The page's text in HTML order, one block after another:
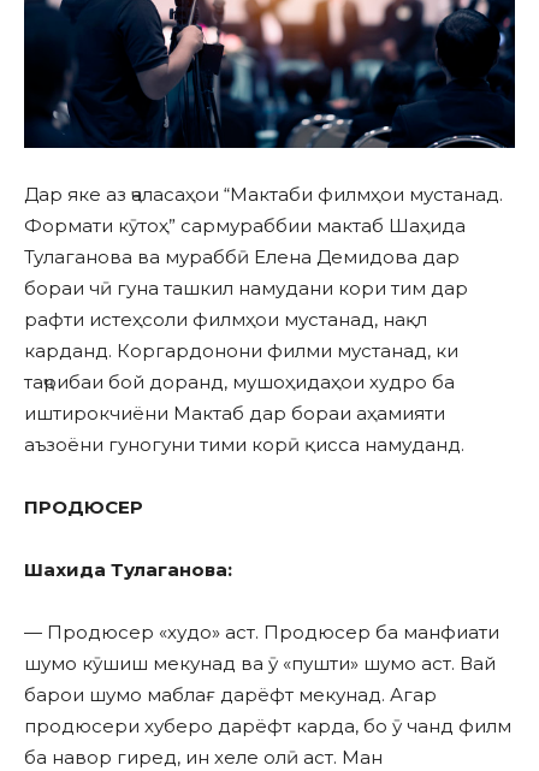
Дар яке аз ҷаласаҳои “Мактаби филмҳои мустанад.
Формати кӯтоҳ” сармураббии мактаб Шаҳида
Тулаганова ва мураббӣ Елена Демидова дар
бораи чӣ гуна ташкил намудани кори тим дар
рафти истеҳсоли филмҳои мустанад, нақл
карданд. Коргардонони филми мустанад, ки
таҷрибаи бой доранд, мушоҳидаҳои худро ба
иштирокчиёни Мактаб дар бораи аҳамияти
аъзоёни гуногуни тими корӣ қисса намуданд.
ПРОДЮСЕР
Шахида Тулаганова:
— Продюсер «худо» аст. Продюсер ба манфиати
шумо кӯшиш мекунад ва ӯ «пушти» шумо аст. Вай
барои шумо маблағ дарёфт мекунад. Агар
продюсери хуберо дарёфт карда, бо ӯ чанд филм
ба навор гиред, ин хеле олӣ аст. Ман